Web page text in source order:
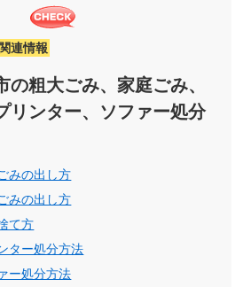
連情報
の粗大ごみ、家庭ごみ、
リンター、ソファー処分
みの出し方
みの出し方
て方
ター処分方法
ー処分方法